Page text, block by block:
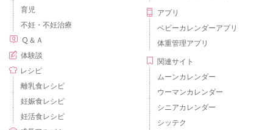
育児
不妊・不妊治療
Ｑ＆Ａ
体験談
レシピ
離乳食レシピ
妊娠食レシピ
妊活食レシピ
アプリ
ベビーカレンダーアプリ
体重管理アプリ
関連サイト
ムーンカレンダー
ウーマンカレンダー
シニアカレンダー
シッテク